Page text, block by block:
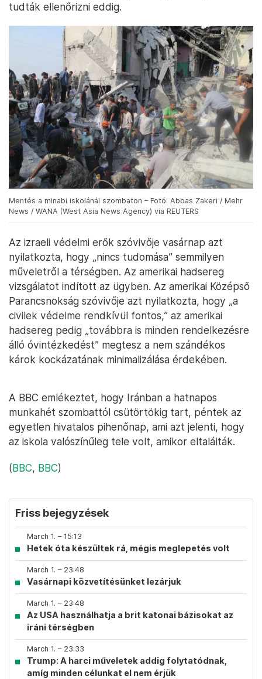
tudták ellenőrizni eddig.
Mentés a minabi iskolánál szombaton – Fotó: Abbas Zakeri / Mehr
News / WANA (West Asia News Agency) via REUTERS
Az izraeli védelmi erők szóvivője vasárnap azt
nyilatkozta, hogy „nincs tudomása” semmilyen
műveletről a térségben. Az amerikai hadsereg
vizsgálatot indított az ügyben. Az amerikai Középső
Parancsnokság szóvivője azt nyilatkozta, hogy „a
civilek védelme rendkívül fontos,” az amerikai
hadsereg pedig „továbbra is minden rendelkezésre
álló óvintézkedést” megtesz a nem szándékos
károk kockázatának minimalizálása érdekében.
A BBC emlékeztet, hogy Iránban a hatnapos
munkahét szombattól csütörtökig tart, péntek az
egyetlen hivatalos pihenőnap, ami azt jelenti, hogy
az iskola valószínűleg tele volt, amikor eltalálták.
(BBC, BBC)
Friss bejegyzések
March 1. – 15:13
Hetek óta készültek rá, mégis meglepetés volt
March 1. – 23:48
Vasárnapi közvetítésünket lezárjuk
March 1. – 23:48
Az USA használhatja a brit katonai bázisokat az
iráni térségben
March 1. – 23:33
Trump: A harci műveletek addig folytatódnak,
amíg minden célunkat el nem érjük